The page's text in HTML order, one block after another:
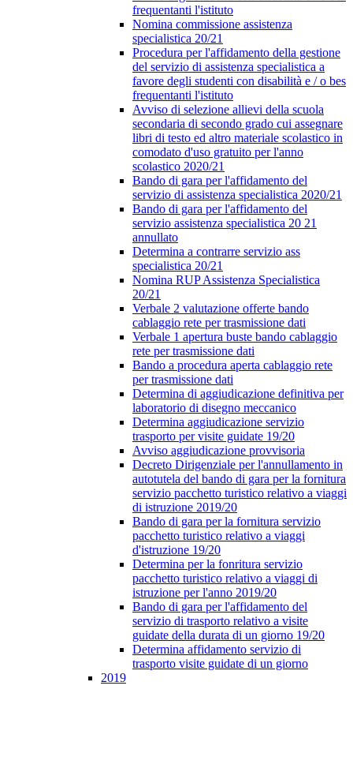
frequentanti l'istituto
Nomina commissione assistenza
specialistica 20/21
Procedura per l'affidamento della gestione
del servizio di assistenza specialistica a
favore degli studenti con disabilità e / o bes
frequentanti l'istituto
Avviso di selezione allievi della scuola
secondaria di secondo grado cui assegnare
libri di testo ed altro materiale scolastico in
comodato d'uso gratuito per l'anno
scolastico 2020/21
Bando di gara per l'affidamento del
servizio di assistenza specialistica 2020/21
Bando di gara per l'affidamento del
servizio assistenza specialistica 20 21
annullato
Determina a contrarre servizio ass
specialistica 20/21
Nomina RUP Assistenza Specialistica
20/21
Verbale 2 valutazione offerte bando
cablaggio rete per trasmissione dati
Verbale 1 apertura buste bando cablaggio
rete per trasmissione dati
Bando a procedura aperta cablaggio rete
per trasmissione dati
Determina di aggiudicazione definitiva per
laboratorio di disegno meccanico
Determina aggiudicazione servizio
trasporto per visite guidate 19/20
Avviso aggiudicazione provvisoria
Decreto Dirigenziale per l'annullamento in
autotutela del bando di gara per la fornitura
servizio pacchetto turistico relativo a viaggi
di istruzione 2019/20
Bando di gara per la fornitura servizio
pacchetto turistico relativo a viaggi
d'istruzione 19/20
Determina per la fonritura servizio
pacchetto turistico relativo a viaggi di
istruzione per l'anno 2019/20
Bando di gara per l'affidamento del
servizio di trasporto relativo a visite
guidate della durata di un giorno 19/20
Determina affidamento servizio di
trasporto visite guidate di un giorno
2019